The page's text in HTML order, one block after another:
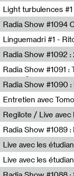
Lutèce Lockness
Jérôme
Reboot.fm
Linguemadri #1 -
Meris Angioletti
Radia Show #1092
Diffusion FM
Radia Show #1091
Radio Študent
Wave Farm
Entretien avec
Tomomi
Radio Panik
Live avec les
Live avec les